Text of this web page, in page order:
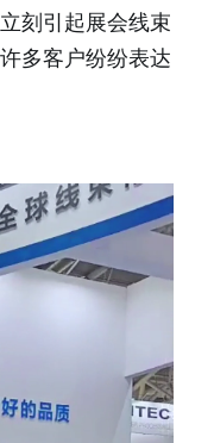
刻引起展会线束
多客户纷纷表达